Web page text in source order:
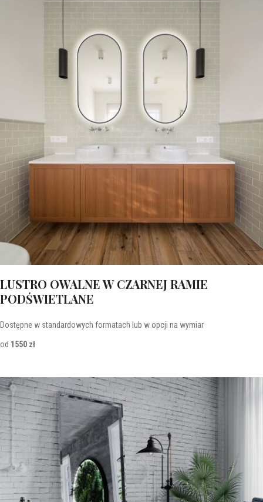
LUSTRO OWALNE W CZARNEJ RAMIE
PODŚWIETLANE
Dostępne w standardowych formatach lub w opcji na wymiar
od 1550 zł